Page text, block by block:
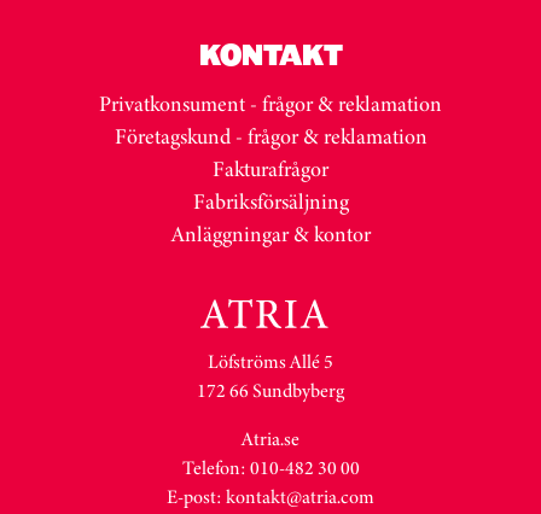
KONTAKT
Privatkonsument - frågor & reklamation
Företagskund - frågor & reklamation
Fakturafrågor
Fabriksförsäljning
Anläggningar & kontor
Löfströms Allé 5
172 66 Sundbyberg
Atria.se
Telefon: 010-482 30 00
E-post: kontakt@atria.com